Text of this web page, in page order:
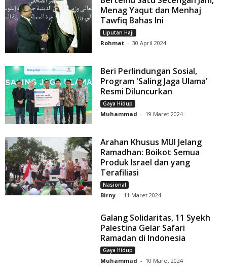
Menag Yaqut dan Menhaj
Tawfiq Bahas Ini
Liputan Haji
Rohmat - 30 April 2024
Beri Perlindungan Sosial,
Program 'Saling Jaga Ulama'
Resmi Diluncurkan
Gaya Hidup
Muhammad - 19 Maret 2024
Arahan Khusus MUI Jelang
Ramadhan: Boikot Semua
Produk Israel dan yang
Terafiliasi
Nasional
Birny - 11 Maret 2024
Galang Solidaritas, 11 Syekh
Palestina Gelar Safari
Ramadan di Indonesia
Gaya Hidup
Muhammad - 10 Maret 2024